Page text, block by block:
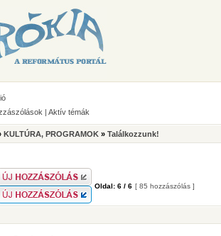
| Aktív témák
KULTÚRA, PROGRAMOK » Találkozzunk!
Oldal: 6 / 6 [ 85 hozzászólás ]